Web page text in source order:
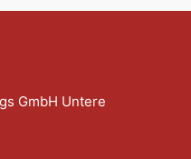
GmbH Untere